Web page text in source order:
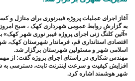
آغاز اجرای عملیات پروژه فیبرنوری برای منازل
«آئین کلنگ زنی اجرای پروژه فیبر نوری شهر کهک»
اقتصادی استانداری قم، فرماندار شهرستان کهک،
اسلامی شهر و مسئولین شهرستان برگزار شد.
مهندس شکاری در راستای اجرای پروژه گفت: از
افزایش کیفیت و سرعت اینترنت ثابت، دسترسی به
شهر هوشمند اشاره کرد.